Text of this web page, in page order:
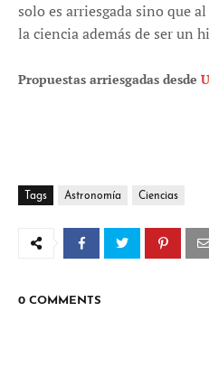
solo es arriesgada sino que
la ciencia además de ser un
Propuestas arriesgadas desde
Tags Astronomía Ciencias
0 COMMENTS